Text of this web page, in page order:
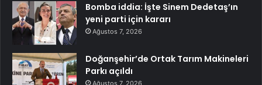
Bomba iddia: İşte Sinem Dedetaş’ın
yeni parti için kararı
Ağustos 7, 2026
Doğanşehir’de Ortak Tarım Makineleri
Parkı açıldı
Ağustos 7, 2026